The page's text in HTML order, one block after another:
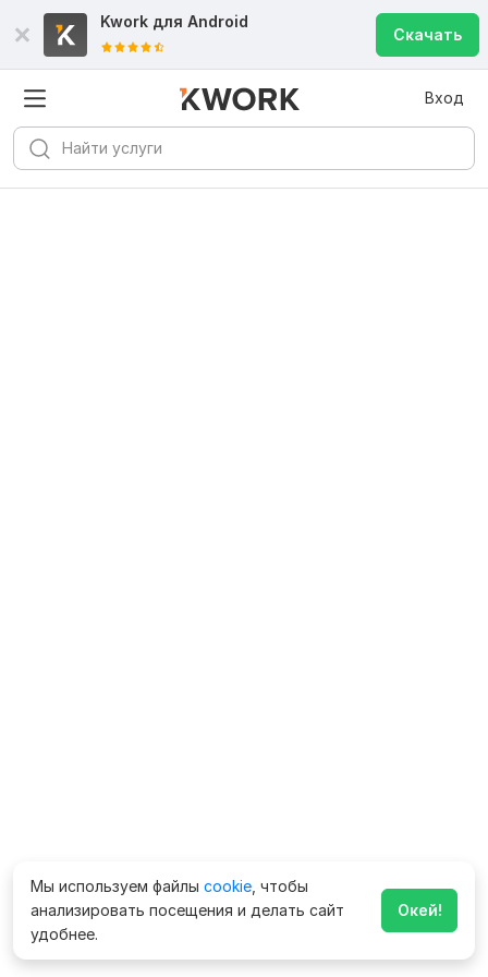
Kwork для Android
Скачать
Вход
Мы используем файлы cookie , чтобы
анализировать посещения и делать сайт
удобнее.
Окей!